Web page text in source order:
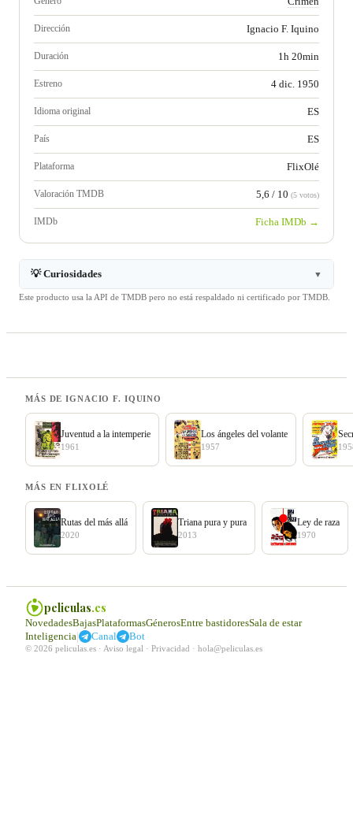
Dirección Ignacio F. Iquino
Duración 1h 20min
Estreno 4 dic. 1950
Idioma original ES
País ES
Plataforma FlixOlé
Valoración TMDB 5,6 / 10 (5 votos)
IMDb Ficha IMDb →
💡 Curiosidades ▼
Este producto usa la API de TMDB pero no está respaldado ni certificado por TMDB.
MÁS DE IGNACIO F. IQUINO
Juventud a la intemperie
1961
Los ángeles del volante
1957
MÁS EN FLIXOLÉ
Rutas del más allá
2020
Triana pura y pura
2013
Ley de raza
1970
peliculas.es
NovedadesBajasPlataformasGénerosEntre bastidoresSala de estar
Inteligencia| Canal Bot
© 2026 peliculas.es · Aviso legal · Privacidad · hola@peliculas.es